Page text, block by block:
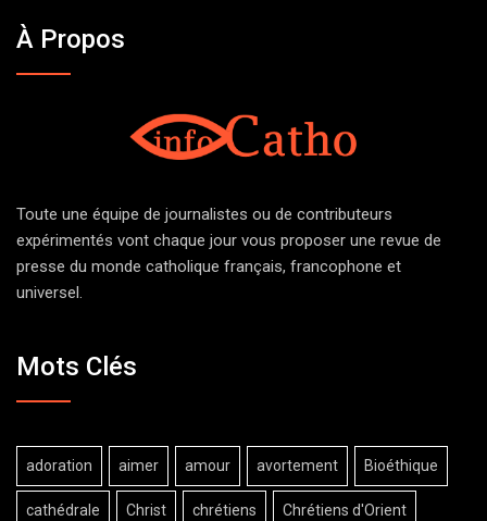
À Propos
Toute une équipe de journalistes ou de contributeurs
expérimentés vont chaque jour vous proposer une revue de
presse du monde catholique français, francophone et
universel.
Mots Clés
adoration aimer amour avortement Bioéthique
cathédrale Christ chrétiens Chrétiens d'Orient